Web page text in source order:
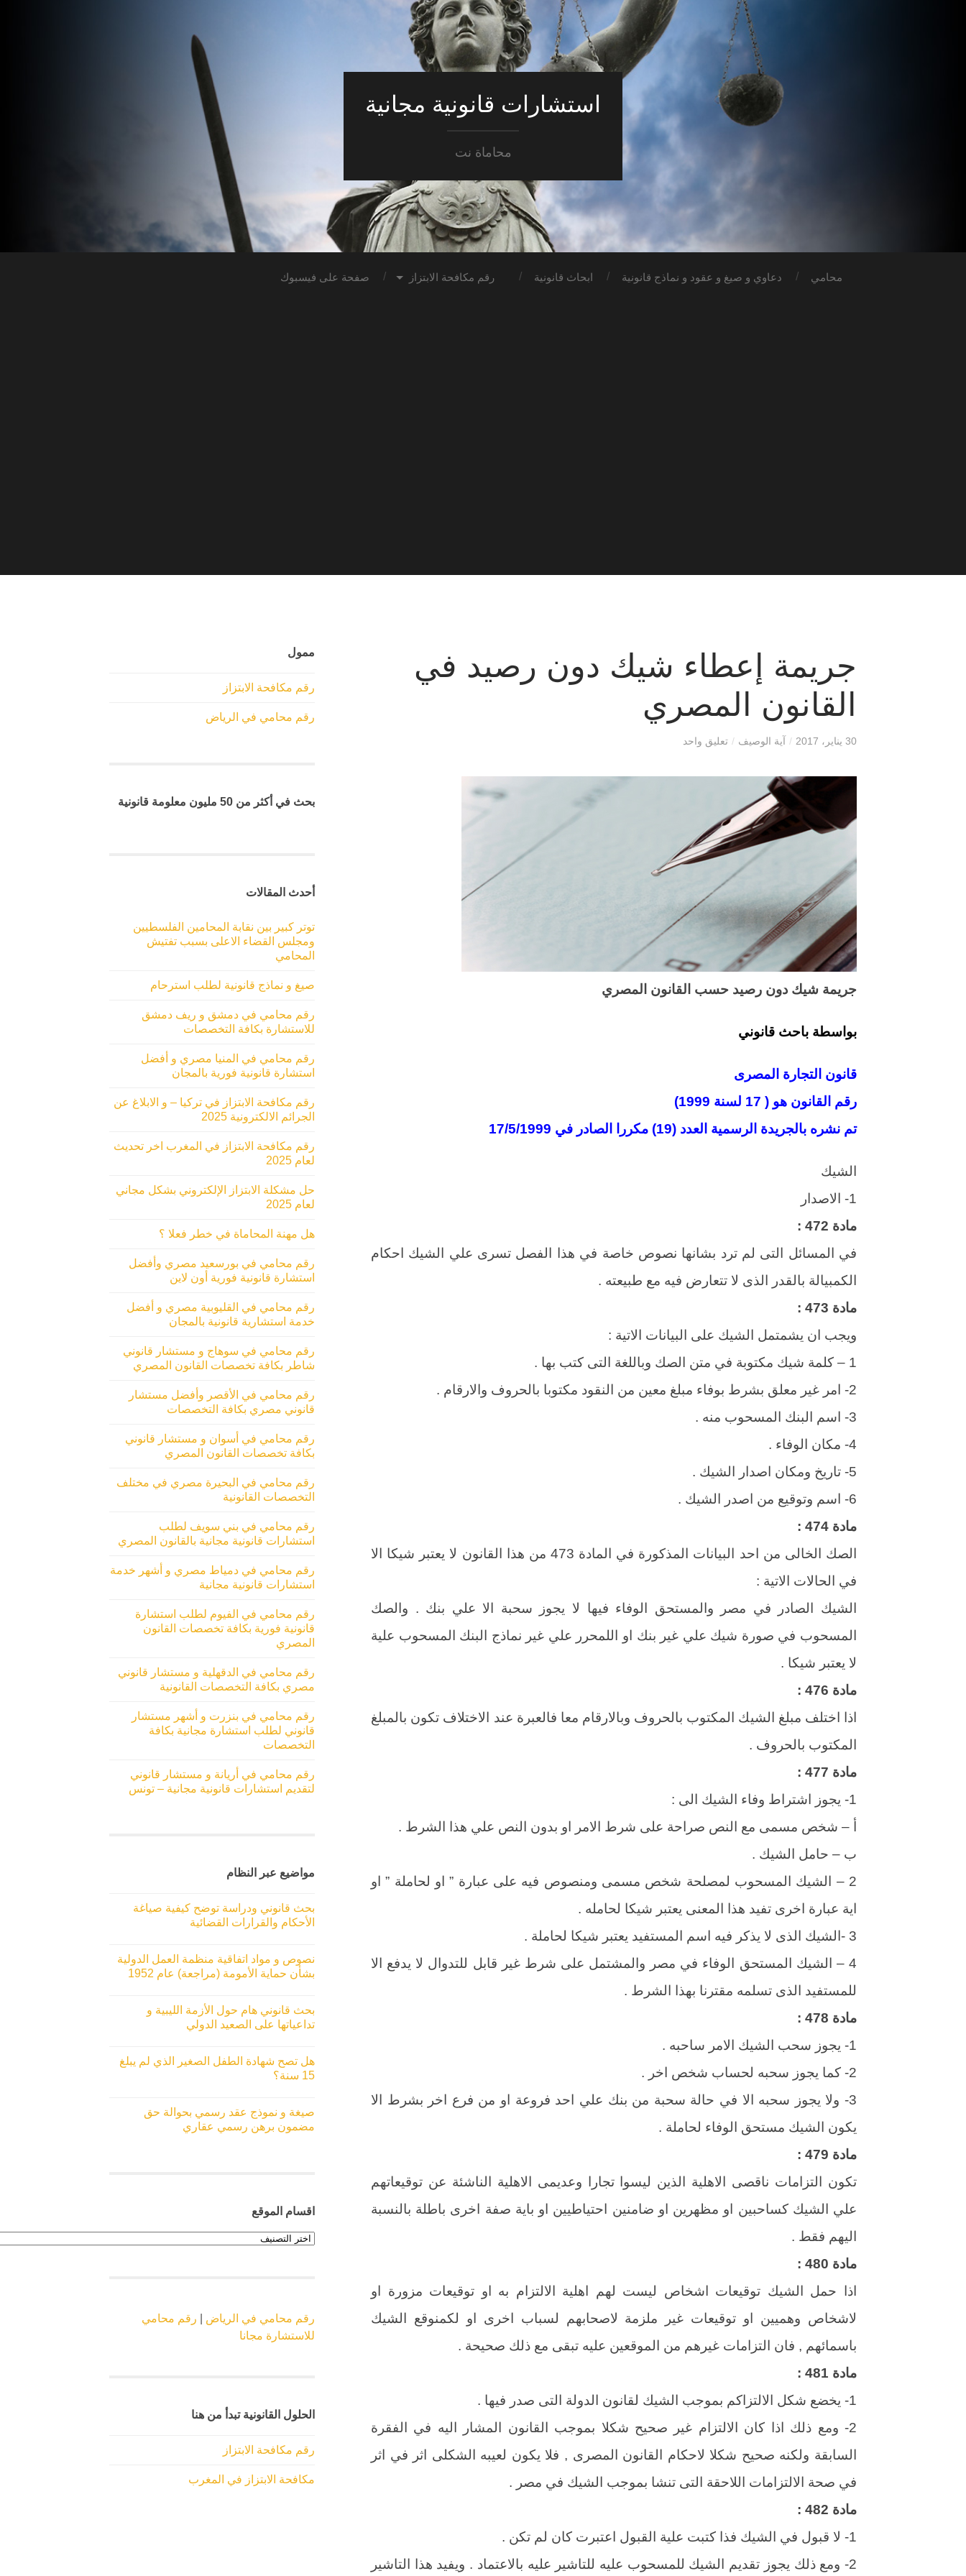
استشارات قانونية مجانية
محاماة نت
محامي دعاوي و صيغ و عقود و نماذج قانونية ابحاث قانونية رقم مكافحة الابتزاز صفحة على فيسبوك
جريمة إعطاء شيك دون رصيد في
القانون المصري
30 يناير، 2017 / آية الوصيف / تعليق واحد
جريمة شيك دون رصيد حسب القانون المصري
بواسطة باحث قانوني
قانون التجارة المصرى
رقم القانون هو ( 17 لسنة 1999)
تم نشره بالجريدة الرسمية العدد (19) مكررا الصادر في 17/5/1999
الشيك
1- الاصدار
مادة 472 :
في المسائل التى لم ترد بشانها نصوص خاصة في هذا الفصل تسرى علي الشيك احكام
الكمبيالة بالقدر الذى لا تتعارض فيه مع طبيعته .
مادة 473 :
ويجب ان يشمتمل الشيك على البيانات الاتية :
1 – كلمة شيك مكتوبة في متن الصك وباللغة التى كتب بها .
2- امر غير معلق بشرط بوفاء مبلغ معين من النقود مكتوبا بالحروف والارقام .
3- اسم البنك المسحوب منه .
4- مكان الوفاء .
5- تاريخ ومكان اصدار الشيك .
6- اسم وتوقيع من اصدر الشيك .
مادة 474 :
الصك الخالى من احد البيانات المذكورة في المادة 473 من هذا القانون لا يعتبر شيكا الا
في الحالات الاتية :
الشيك الصادر في مصر والمستحق الوفاء فيها لا يجوز سحبة الا علي بنك . والصك
المسحوب في صورة شيك علي غير بنك او اللمحرر علي غير نماذج البنك المسحوب علية
لا يعتبر شيكا .
مادة 476 :
اذا اختلف مبلغ الشيك المكتوب بالحروف وبالارقام معا فالعبرة عند الاختلاف تكون بالمبلغ
المكتوب بالحروف .
مادة 477 :
1- يجوز اشتراط وفاء الشيك الى :
أ – شخص مسمى مع النص صراحة على شرط الامر او بدون النص علي هذا الشرط .
ب – حامل الشيك .
2 – الشيك المسحوب لمصلحة شخص مسمى ومنصوص فيه على عبارة ” او لحاملة ” او
اية عبارة اخرى تفيد هذا المعنى يعتبر شيكا لحامله .
3 -الشيك الذى لا يذكر فيه اسم المستفيد يعتبر شيكا لحاملة .
4 – الشيك المستحق الوفاء في مصر والمشتمل على شرط غير قابل للتدوال لا يدفع الا
للمستفيد الذى تسلمه مقترنا بهذا الشرط .
مادة 478 :
1- يجوز سحب الشيك الامر ساحبه .
2- كما يجوز سحبه لحساب شخص اخر .
3- ولا يجوز سحبه الا في حالة سحبة من بنك علي احد فروعة او من فرع اخر بشرط الا
يكون الشيك مستحق الوفاء لحاملة .
مادة 479 :
تكون التزامات ناقصى الاهلية الذين ليسوا تجارا وعديمى الاهلية الناشئة عن توقيعاتهم
علي الشيك كساحبين او مظهرين او ضامنين احتياطيين او باية صفة اخرى باطلة بالنسبة
اليهم فقط .
مادة 480 :
اذا حمل الشيك توقيعات اشخاص ليست لهم اهلية الالتزام به او توقيعات مزورة او
لاشخاص وهميين او توقيعات غير ملزمة لاصحابهم لسباب اخرى او لكمنوقع الشيك
باسمائهم , فان التزامات غيرهم من الموقعين عليه تبقى مع ذلك صحيحة .
مادة 481 :
1- يخضع شكل الالتزاكم بموجب الشيك لقانون الدولة التى صدر فيها .
2- ومع ذلك اذا كان الالتزام غير صحيح شكلا بموجب القانون المشار اليه في الفقرة
السابقة ولكنه صحيح شكلا لاحكام القانون المصرى , فلا يكون لعيبه الشكلى اثر في اثر
في صحة الالتزامات اللاحقة التى تنشا بموجب الشيك في مصر .
مادة 482 :
1- لا قبول في الشيك فذا كتبت علية القبول اعتبرت كان لم تكن .
2- ومع ذلك يجوز تقديم الشيك للمسحوب عليه للتاشير عليه بالاعتماد . ويفيد هذا التاشير
ممول
رقم مكافحة الابتزاز
رقم محامي في الرياض
بحث في أكثر من 50 مليون معلومة قانونية
أحدث المقالات
توتر كبير بين نقابة المحامين الفلسطيين
ومجلس القضاء الاعلى بسبب تفتيش
المحامي
صيغ و نماذج قانونية لطلب استرحام
رقم محامي في دمشق و ريف دمشق
للاستشارة بكافة التخصصات
رقم محامي في المنيا مصري و أفضل
استشارة قانونية فورية بالمجان
رقم مكافحة الابتزاز في تركيا – و الابلاغ عن
الجرائم الالكترونية 2025
رقم مكافحة الابتزاز في المغرب اخر تحديث
لعام 2025
حل مشكلة الابتزاز الإلكتروني بشكل مجاني
لعام 2025
هل مهنة المحاماة في خطر فعلا ؟
رقم محامي في بورسعيد مصري وأفضل
استشارة قانونية فورية أون لاين
رقم محامي في القليوبية مصري و أفضل
خدمة استشارية قانونية بالمجان
رقم محامي في سوهاج و مستشار قانوني
شاطر بكافة تخصصات القانون المصري
رقم محامي في الأقصر وأفضل مستشار
قانوني مصري بكافة التخصصات
رقم محامي في أسوان و مستشار قانوني
بكافة تخصصات القانون المصري
رقم محامي في البحيرة مصري في مختلف
التخصصات القانونية
رقم محامي في بني سويف لطلب
استشارات قانونية مجانية بالقانون المصري
رقم محامي في دمياط مصري و أشهر خدمة
استشارات قانونية مجانية
رقم محامي في الفيوم لطلب استشارة
قانونية فورية بكافة تخصصات القانون
المصري
رقم محامي في الدقهلية و مستشار قانوني
مصري بكافة التخصصات القانونية
رقم محامي في بنزرت و أشهر مستشار
قانوني لطلب استشارة مجانية بكافة
التخصصات
رقم محامي في أريانة و مستشار قانوني
لتقديم استشارات قانونية مجانية – تونس
مواضيع عبر النظام
بحث قانوني ودراسة توضح كيفية صياغة
الأحكام والقرارات القضائية
نصوص و مواد اتفاقية منظمة العمل الدولية
بشأن حماية الأمومة (مراجعة) عام 1952
بحث قانوني هام حول الأزمة الليبية و
تداعياتها على الصعيد الدولي
هل تصح شهادة الطفل الصغير الذي لم يبلغ
15 سنة؟
صيغة و نموذج عقد رسمي بحوالة حق
مضمون برهن رسمي عقاري
اقسام الموقع
اقسام
الموقع
رقم محامي في الرياض
رقم محامي
للاستشارة مجانا
الحلول القانونية تبدأ من هنا
رقم مكافحة الابتزاز
مكافحة الابتزاز في المغرب